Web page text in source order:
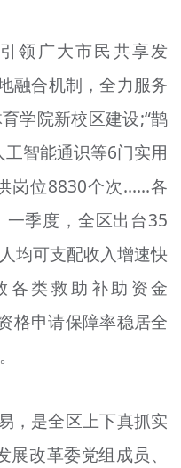
领广大市民共享发
融合机制，全力服务
学院新校区建设;“鹊
智能通识等6门实用
岗位8830个次……各
季度，全区出台35
均可支配收入增速快
各类救助补助资金
格申请保障率稳居全
，是全区上下真抓实
改革委党组成员、